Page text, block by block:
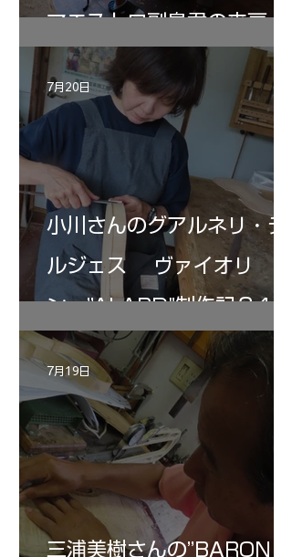
マエストロ副島君の来房
小川さんのグアルネリ・デ
ルジェス ヴァイオリ
ン ”ALARD"制作記３4
7月20日
三浦美樹さんの”BARON・
7月19日